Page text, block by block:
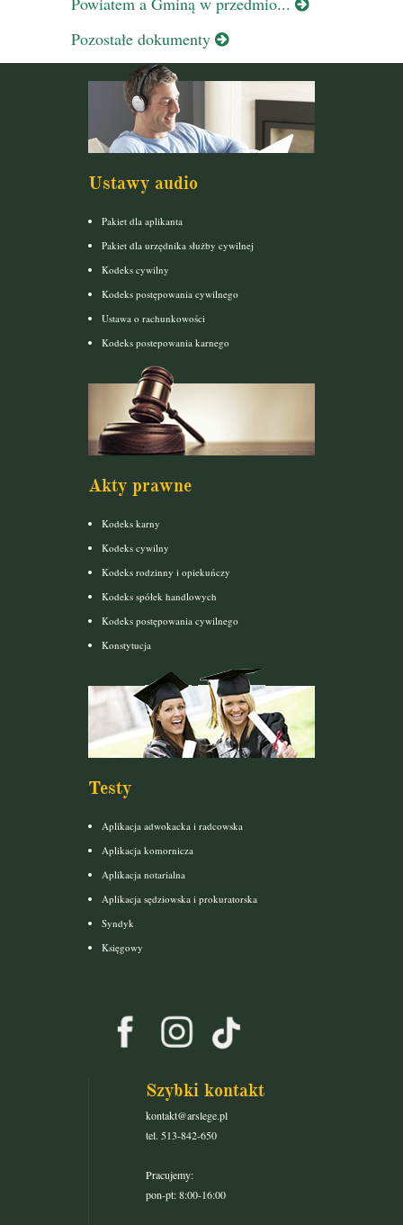
Pozostałe dokumenty
Ustawy audio
Pakiet dla aplikanta
Pakiet dla urzędnika służby cywilnej
Kodeks cywilny
Kodeks postępowania cywilnego
Ustawa o rachunkowości
Kodeks postepowania karnego
Akty prawne
Kodeks karny
Kodeks cywilny
Kodeks rodzinny i opiekuńczy
Kodeks spółek handlowych
Kodeks postępowania cywilnego
Konstytucja
Testy
Aplikacja adwokacka i radcowska
Aplikacja komornicza
Aplikacja notarialna
Aplikacja sędziowska i prokuratorska
Syndyk
Księgowy
Szybki kontakt
kontakt@arslege.pl
tel. 513-842-650
Pracujemy:
pon-pt: 8:00-16:00